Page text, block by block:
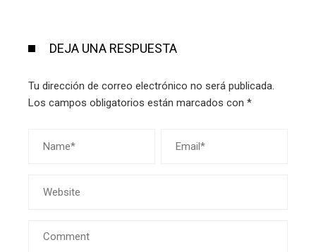
DEJA UNA RESPUESTA
Tu dirección de correo electrónico no será publicada.
Los campos obligatorios están marcados con *